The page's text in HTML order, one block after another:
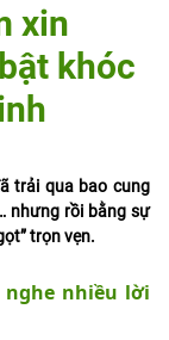
xin
khóc
trải qua bao cung
nhưng rồi bằng sự
trọn vẹn.
nhiều lời